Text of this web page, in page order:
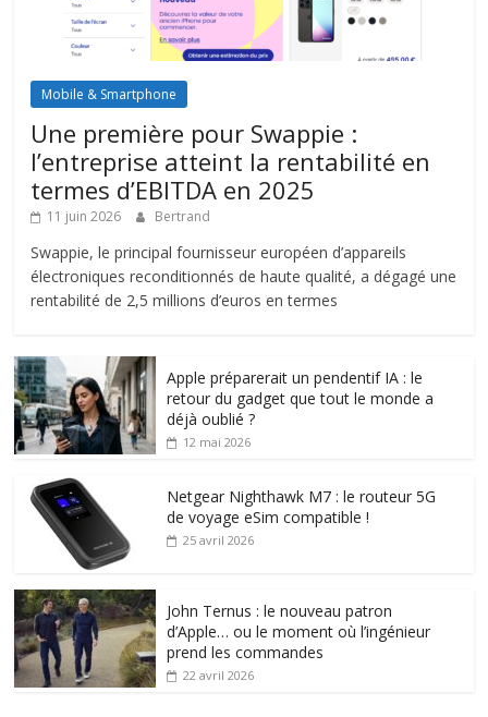
Mobile & Smartphone
Une première pour Swappie :
l’entreprise atteint la rentabilité en
termes d’EBITDA en 2025
11 juin 2026 Bertrand
Swappie, le principal fournisseur européen d’appareils
électroniques reconditionnés de haute qualité, a dégagé une
rentabilité de 2,5 millions d’euros en termes
Apple préparerait un pendentif IA : le
retour du gadget que tout le monde a
déjà oublié ?
12 mai 2026
Netgear Nighthawk M7 : le routeur 5G
de voyage eSim compatible !
25 avril 2026
John Ternus : le nouveau patron
d’Apple… ou le moment où l’ingénieur
prend les commandes
22 avril 2026